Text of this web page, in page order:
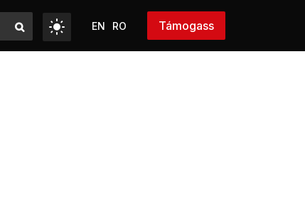
EN RO Támogass